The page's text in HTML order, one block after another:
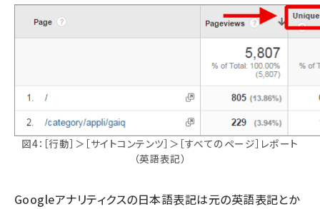
図4：［行動］＞［サイトコンテンツ］＞［すべてのページ］レポート
（英語表記）
Googleアナリティクスの日本語表記は元の英語表記とか